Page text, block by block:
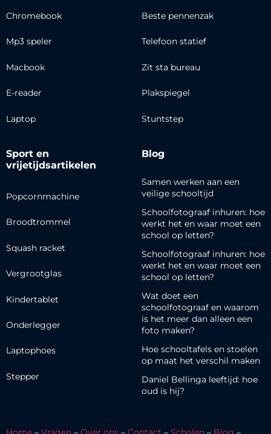
Chromebook
Mp3 speler
Macbook
E-reader
Laptop
Beste pennenzak
Telefoon statief
Zit sta bureau
Plakspiegel
Stuntstep
Sport en
vrijetijdsartikelen
Popcornmachine
Broodtrommel
Squash racket
Vergrootglas
Kindertablet
Onderlegger
Laptophoes
Stepper
Blog
Samen werken aan een
veilige schooltijd
Schoolfotograaf inhuren: hoe
werkt het en waar moet een
school op letten?
Schoolfotograaf inhuren: hoe
werkt het en waar moet een
school op letten?
Wat doet een
schoolfotograaf en waarom
is het meer dan alleen een
foto maken?
Hoe schooltafels en stoelen
op maat het verschil maken
Daniel Bellinga leeftijd: hoe
oud is hij?